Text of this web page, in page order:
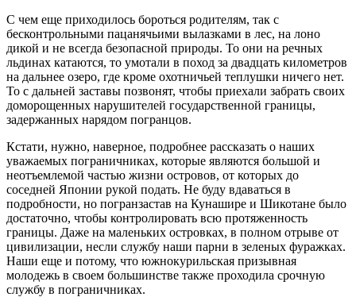
С чем еще приходилось бороться родителям, так с
бесконтрольными пацанячьими вылазками в лес, на лоно
дикой и не всегда безопасной природы. То они на речных
льдинах катаются, то умотали в поход за двадцать километров
на дальнее озеро, где кроме охотничьей теплушки ничего нет.
То с дальней заставы позвонят, чтобы приехали забрать своих
доморощенных нарушителей государственной границы,
задержанных нарядом погранцов.
Кстати, нужно, наверное, подробнее рассказать о наших
уважаемых пограничниках, которые являются большой и
неотъемлемой частью жизни островов, от которых до
соседней Японии рукой подать. Не буду вдаваться в
подробности, но погранзастав на Кунашире и Шикотане было
достаточно, чтобы контролировать всю протяженность
границы. Даже на маленьких островках, в полном отрыве от
цивилизации, несли службу наши парни в зеленых фуражках.
Наши еще и потому, что южнокурильская призывная
молодежь в своем большинстве также проходила срочную
службу в пограничниках.